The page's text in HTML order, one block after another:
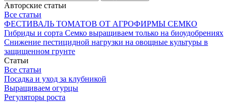
Авторские статьи
Все статьи
ФЕСТИВАЛЬ ТОМАТОВ ОТ АГРОФИРМЫ СЕМКО
Гибриды и сорта Семко выращиваем только на биоудобрениях
Снижение пестицидной нагрузки на овощные культуры в
защищенном грунте
Статьи
Все статьи
Посадка и уход за клубникой
Выращиваем огурцы
Регуляторы роста